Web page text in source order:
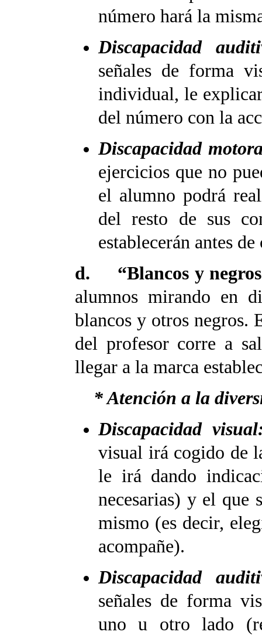
número hará la
Discapacidad
señales de forma
individual, le
del número con la
Discapacidad
ejercicios que no
el alumno podrá
del resto de sus
establecerán antes
d. “Blancos y
alumnos mirando en
blancos y otros negros.
del profesor corre a
llegar a la marca
* Atención a la
Discapacidad
visual irá cogido de
le irá dando
necesarias) y el que
mismo (es decir,
acompañe).
Discapacidad
señales de forma
uno u otro lado